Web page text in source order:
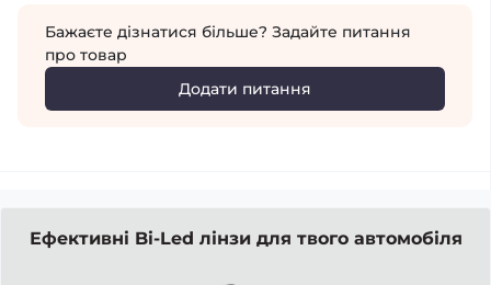
Бажаєте дізнатися більше? Задайте питання
про товар
Додати питання
Ефективні Bi-Led лінзи для твого автомобіля